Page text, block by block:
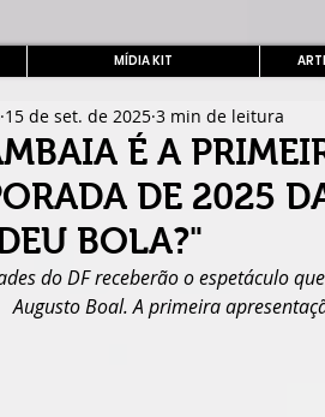
MÍDIA KIT
É A
DE 2025
BOLA?"
15 de set. de 2025 3 min de leitura
do DF receberão o espetáculo
Augusto Boal. A primeira